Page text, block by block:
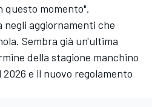
questo momento".
aggiornamenti che
Sembra già un'ultima
della stagione manchino
e il nuovo regolamento